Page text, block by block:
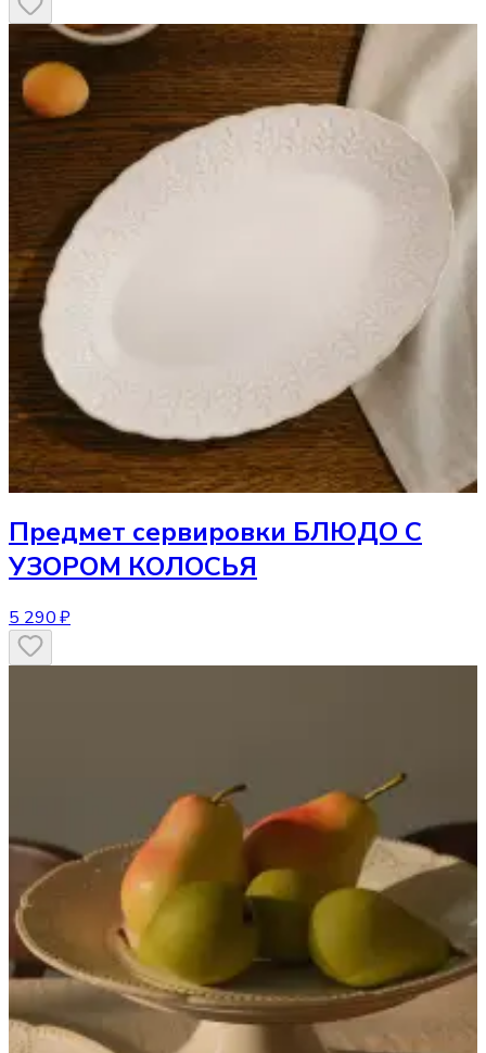
Предмет сервировки БЛЮДО С
УЗОРОМ КОЛОСЬЯ
5 290 ₽